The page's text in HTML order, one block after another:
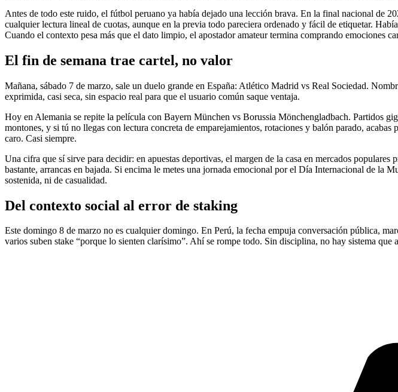
Antes de todo este ruido, el fútbol peruano ya había dejado una lección brava. En la final nacional de
cualquier lectura lineal de cuotas, aunque en la previa todo pareciera ordenado y fácil de etiquetar.
Cuando el contexto pesa más que el dato limpio, el apostador amateur termina comprando emociones
El fin de semana trae cartel, no valor
Mañana, sábado 7 de marzo, sale un duelo grande en España: Atlético Madrid vs Real Sociedad.
exprimida, casi seca, sin espacio real para que el usuario común saque ventaja.
Hoy en Alemania se repite la película con Bayern München vs Borussia Mönchengladbach. Partidos
montones, y si tú no llegas con lectura concreta de emparejamientos, rotaciones y balón parado,
caro. Casi siempre.
Una cifra que sí sirve para decidir: en apuestas deportivas, el margen de la casa en mercados
bastante, arrancas en bajada. Si encima le metes una jornada emocional por el Día Internacional de la
sostenida, ni de casualidad.
Del contexto social al error de staking
Este domingo 8 de marzo no es cualquier domingo. En Perú, la fecha empuja conversación pública,
varios suben stake “porque lo sienten clarísimo”. Ahí se rompe todo. Sin disciplina, no hay sistema que